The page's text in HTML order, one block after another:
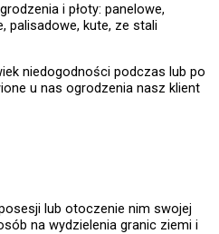
i płoty: panelowe,
palisadowe, kute, ze stali
niedogodności podczas lub po
u nas ogrodzenia nasz klient
lub otoczenie nim swojej
na wydzielenia granic ziemi i